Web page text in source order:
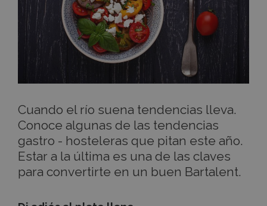
(I)
Cuando el río suena tendencias lleva.
Conoce algunas de las tendencias
gastro - hosteleras que pitan este año.
Estar a la última es una de las claves
para convertirte en un buen Bartalent.